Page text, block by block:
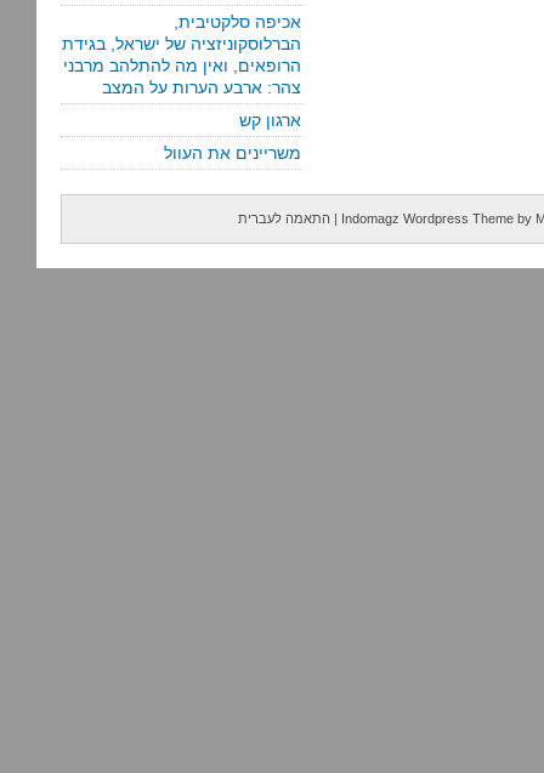
אכיפה סלקטיבית,
הברלוסקוניזציה של ישראל, בגידת
הרופאים, ואין מה להתלהב מרבני
צהר: ארבע הערות על המצב
ארגון קש
משריינים את העוול
Indomagz Wordpress Theme by
| התאמה לעברית